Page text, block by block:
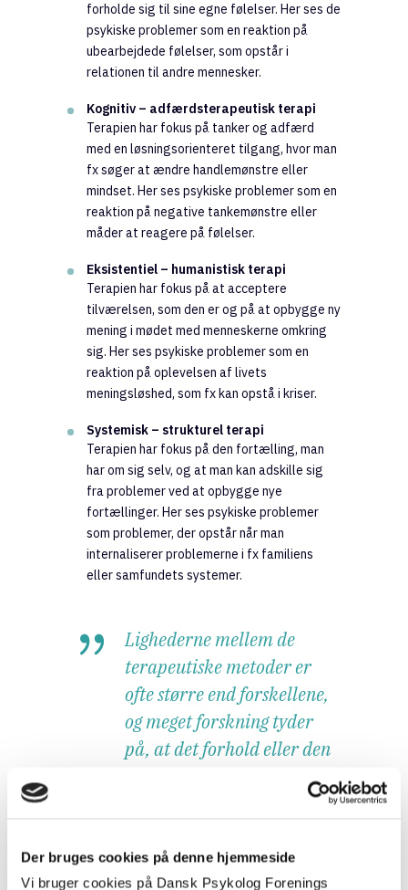
Der bruges cookies på denne hjemmeside
Vi bruger cookies på Dansk Psykolog Forenings
forholde sig til sine egne følelser. Her ses de
psykiske problemer som en reaktion på
ubearbejdede følelser, som opstår i
relationen til andre mennesker.
Kognitiv – adfærdsterapeutisk terapi
Terapien har fokus på tanker og adfærd
med en løsningsorienteret tilgang, hvor man
fx søger at ændre handlemønstre eller
mindset. Her ses psykiske problemer som en
reaktion på negative tankemønstre eller
måder at reagere på følelser.
Eksistentiel – humanistisk terapi
Terapien har fokus på at acceptere
tilværelsen, som den er og på at opbygge ny
mening i mødet med menneskerne omkring
sig. Her ses psykiske problemer som en
reaktion på oplevelsen af livets
meningsløshed, som fx kan opstå i kriser.
Systemisk – strukturel terapi
Terapien har fokus på den fortælling, man
har om sig selv, og at man kan adskille sig
fra problemer ved at opbygge nye
fortællinger. Her ses psykiske problemer
som problemer, der opstår når man
internaliserer problemerne i fx familiens
eller samfundets systemer.
Lighederne mellem de
terapeutiske metoder er
ofte større end forskellene,
og meget forskning tyder
på, at det forhold eller den